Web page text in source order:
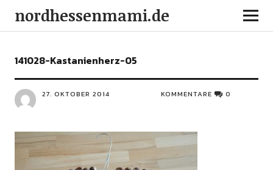
nordhessenmami.de
141028-Kastanienherz-05
27. OKTOBER 2014 KOMMENTARE 0